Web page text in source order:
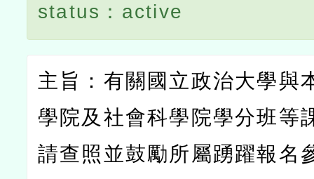
status：active
主旨：有關國立政治大學與
學院及社會科學院學分班等
請查照並鼓勵所屬踴躍報名